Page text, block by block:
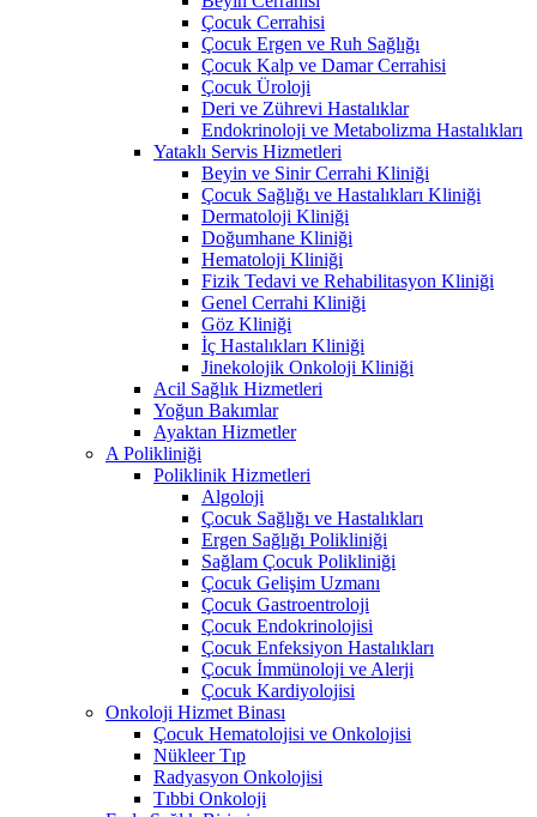
Çocuk Cerrahisi
Çocuk Ergen ve Ruh Sağlığı
Çocuk Kalp ve Damar Cerrahisi
Çocuk Üroloji
Deri ve Zührevi Hastalıklar
Endokrinoloji ve Metabolizma Hastalıkları
Yataklı Servis Hizmetleri
Beyin ve Sinir Cerrahi Kliniği
Çocuk Sağlığı ve Hastalıkları Kliniği
Dermatoloji Kliniği
Doğumhane Kliniği
Hematoloji Kliniği
Fizik Tedavi ve Rehabilitasyon Kliniği
Genel Cerrahi Kliniği
Göz Kliniği
İç Hastalıkları Kliniği
Jinekolojik Onkoloji Kliniği
Acil Sağlık Hizmetleri
Yoğun Bakımlar
Ayaktan Hizmetler
A Polikliniği
Poliklinik Hizmetleri
Algoloji
Çocuk Sağlığı ve Hastalıkları
Ergen Sağlığı Polikliniği
Sağlam Çocuk Polikliniği
Çocuk Gelişim Uzmanı
Çocuk Gastroentroloji
Çocuk Endokrinolojisi
Çocuk Enfeksiyon Hastalıkları
Çocuk İmmünoloji ve Alerji
Çocuk Kardiyolojisi
Onkoloji Hizmet Binası
Çocuk Hematolojisi ve Onkolojisi
Nükleer Tıp
Radyasyon Onkolojisi
Tıbbi Onkoloji